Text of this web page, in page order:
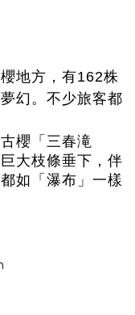
地方，有162株
幻。不少旅客都
櫻「三春滝
大枝條垂下，伴
如「瀑布」一樣